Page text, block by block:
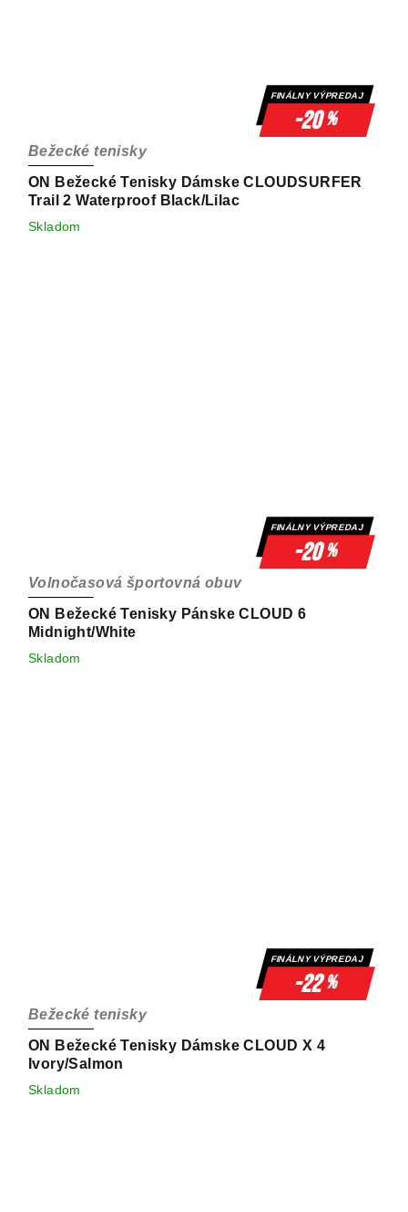
FINÁLNY VÝPREDAJ
-20%
ON Bežecké Tenisky Dámske CLOUDSURFER
Trail 2 Waterproof Black/Lilac
Bežecké tenisky
Skladom
FINÁLNY VÝPREDAJ
-20%
ON Bežecké Tenisky Pánske CLOUD 6
Midnight/White
Volnočasová športovná obuv
Skladom
FINÁLNY VÝPREDAJ
-22%
ON Bežecké Tenisky Dámske CLOUD X 4
Ivory/Salmon
Bežecké tenisky
Skladom